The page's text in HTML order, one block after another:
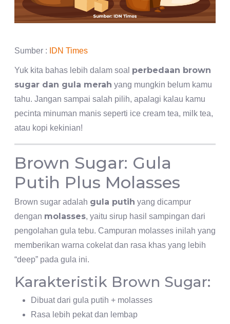
Sumber : IDN Times
Yuk kita bahas lebih dalam soal perbedaan brown
sugar dan gula merah yang mungkin belum kamu
tahu. Jangan sampai salah pilih, apalagi kalau kamu
pecinta minuman manis seperti ice cream tea, milk tea,
atau kopi kekinian!
Brown Sugar: Gula
Putih Plus Molasses
Brown sugar adalah gula putih yang dicampur
dengan molasses, yaitu sirup hasil sampingan dari
pengolahan gula tebu. Campuran molasses inilah yang
memberikan warna cokelat dan rasa khas yang lebih
“deep” pada gula ini.
Karakteristik Brown Sugar:
Dibuat dari gula putih + molasses
Rasa lebih pekat dan lembap